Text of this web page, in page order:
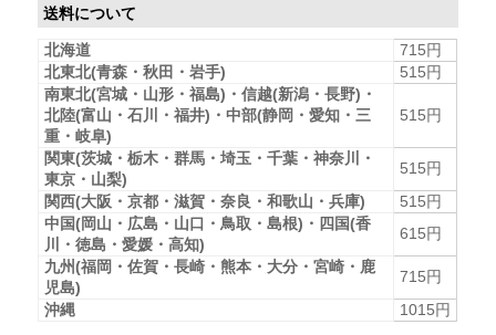
送料について
北海道
715円
北東北(青森・秋田・岩手)
515円
南東北(宮城・山形・福島)・信越(新潟・長野)・
北陸(富山・石川・福井)・中部(静岡・愛知・三
重・岐阜)
515円
関東(茨城・栃木・群馬・埼玉・千葉・神奈川・
東京・山梨)
515円
関西(大阪・京都・滋賀・奈良・和歌山・兵庫)
515円
中国(岡山・広島・山口・鳥取・島根)・四国(香
川・徳島・愛媛・高知)
615円
九州(福岡・佐賀・長崎・熊本・大分・宮崎・鹿
児島)
715円
沖縄
1015円